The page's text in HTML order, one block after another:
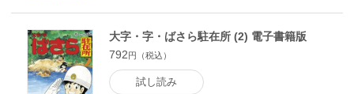
大字・字・ばさら駐在所 (2) 電子書籍版
792 円（税込）
試し読み